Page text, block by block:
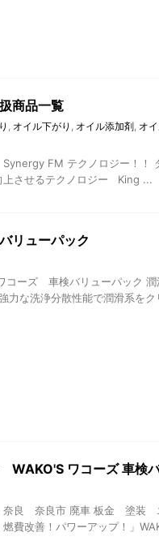
商品一覧
, オイル下がり , オイル添加剤, オ
FM テクノロジー！！
上させるテクノロジー King ...
リューパック
コーズ 車検バリューパック
力な洗浄分散性能で潤滑系を
WAKO'S ワコーズ 車検
奈良 奈良市 廃車 板金 塗装
費改善！パワーアップ！」